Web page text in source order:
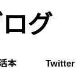
グ
本 Twitter